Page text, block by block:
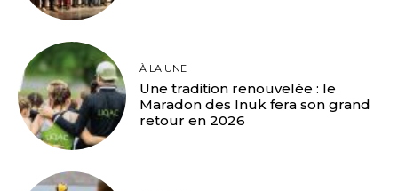
À LA UNE
Une tradition renouvelée : le
Maradon des Inuk fera son grand
retour en 2026